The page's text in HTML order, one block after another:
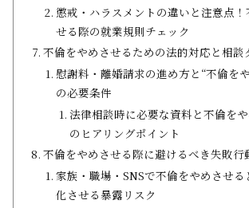
懲戒・ハラスメントの違いと注意点！
せる際の就業規則チェック
不倫をやめさせるための法的対応と相談
慰謝料・離婚請求の進め方と“不倫を
の必要条件
法律相談時に必要な資料と不倫を
のヒアリングポイント
不倫をやめさせる際に避けるべき失敗行
家族・職場・SNSで不倫をやめさせる
化させる暴露リスク